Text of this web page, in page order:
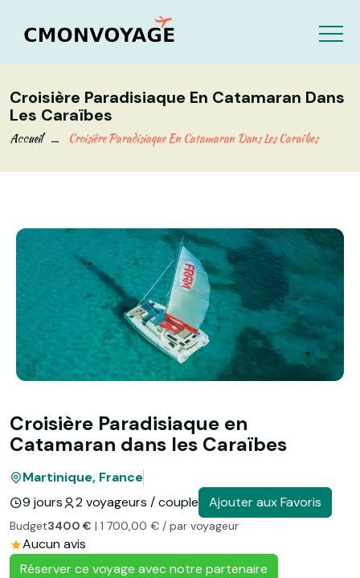
Croisière Paradisiaque En Catamaran Dans
Les Caraïbes
Accueil Croisière Paradisiaque En Catamaran Dans Les Caraïbes
Croisière Paradisiaque en
Catamaran dans les Caraïbes
Martinique, France
9 jours
2 voyageurs / couple Ajouter aux Favoris
Budget3400 € | 1 700,00 € / par voyageur
Aucun avis
Réserver ce voyage avec notre partenaire